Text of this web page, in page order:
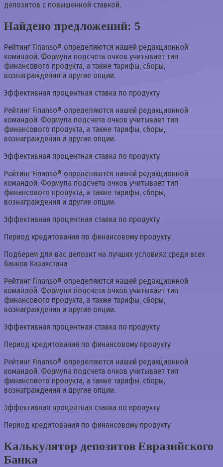
депозитов с повышенной ставкой.
Найдено предложений: 5
Рейтинг Finanso® определяются нашей редакционной
командой. Формула подсчета очков учитывает тип
финансового продукта, а также тарифы, сборы,
вознаграждения и другие опции.
Эффективная процентная ставка по продукту
Рейтинг Finanso® определяются нашей редакционной
командой. Формула подсчета очков учитывает тип
финансового продукта, а также тарифы, сборы,
вознаграждения и другие опции.
Эффективная процентная ставка по продукту
Рейтинг Finanso® определяются нашей редакционной
командой. Формула подсчета очков учитывает тип
финансового продукта, а также тарифы, сборы,
вознаграждения и другие опции.
Эффективная процентная ставка по продукту
Период кредитования по финансовому продукту
Подберем для вас депозит на лучших условиях среди всех
банков Казахстана
Рейтинг Finanso® определяются нашей редакционной
командой. Формула подсчета очков учитывает тип
финансового продукта, а также тарифы, сборы,
вознаграждения и другие опции.
Эффективная процентная ставка по продукту
Период кредитования по финансовому продукту
Рейтинг Finanso® определяются нашей редакционной
командой. Формула подсчета очков учитывает тип
финансового продукта, а также тарифы, сборы,
вознаграждения и другие опции.
Эффективная процентная ставка по продукту
Период кредитования по финансовому продукту
Калькулятор депозитов Евразийского
Банка